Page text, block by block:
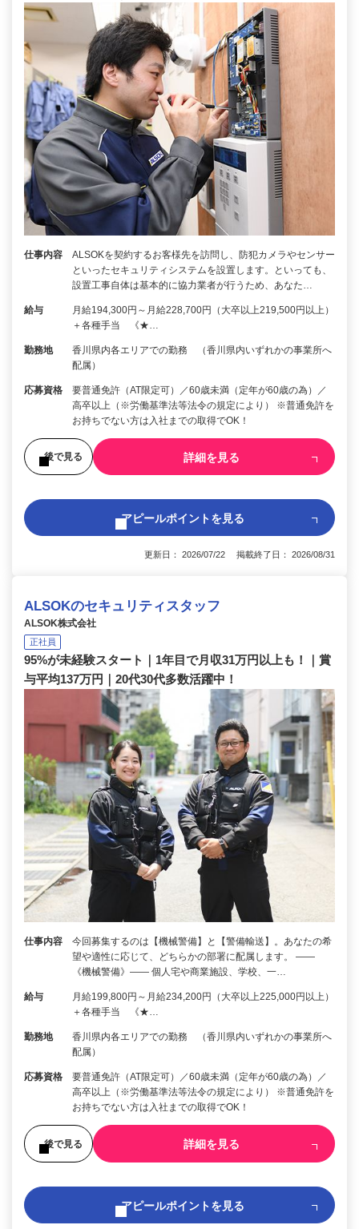
仕事内容
ALSOKを契約するお客様先を訪問し、防犯カメラやセンサー
といったセキュリティシステムを設置します。といっても、
設置工事自体は基本的に協力業者が行うため、あなた…
給与
月給194,300円～月給228,700円（大卒以上219,500円以上）
＋各種手当 《★…
勤務地
香川県内各エリアでの勤務 （香川県内いずれかの事業所へ
配属）
応募資格
要普通免許（AT限定可）／60歳未満（定年が60歳の為）／
高卒以上（※労働基準法等法令の規定により） ※普通免許を
お持ちでない方は入社までの取得でOK！
後で見る 詳細を見る
アピールポイントを見る
更新日： 2026/07/22 掲載終了日： 2026/08/31
ALSOKのセキュリティスタッフ
ALSOK株式会社
正社員
95%が未経験スタート｜1年目で月収31万円以上も！｜賞
与平均137万円｜20代30代多数活躍中！
仕事内容
今回募集するのは【機械警備】と【警備輸送】。あなたの希
望や適性に応じて、どちらかの部署に配属します。 ――
《機械警備》―― 個人宅や商業施設、学校、一…
給与
月給199,800円～月給234,200円（大卒以上225,000円以上）
＋各種手当 《★…
勤務地
香川県内各エリアでの勤務 （香川県内いずれかの事業所へ
配属）
応募資格
要普通免許（AT限定可）／60歳未満（定年が60歳の為）／
高卒以上（※労働基準法等法令の規定により） ※普通免許を
お持ちでない方は入社までの取得でOK！
後で見る 詳細を見る
アピールポイントを見る